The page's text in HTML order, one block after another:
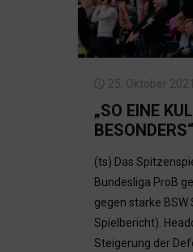
25. Oktober 2021
„SO EINE
BESONDERS“
(ts) Das
Bundesliga ProB
gegen starke
Spielbericht).
Steigerung der